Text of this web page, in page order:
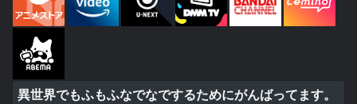
異世界でもふもふなでなでするためにがんばってます。